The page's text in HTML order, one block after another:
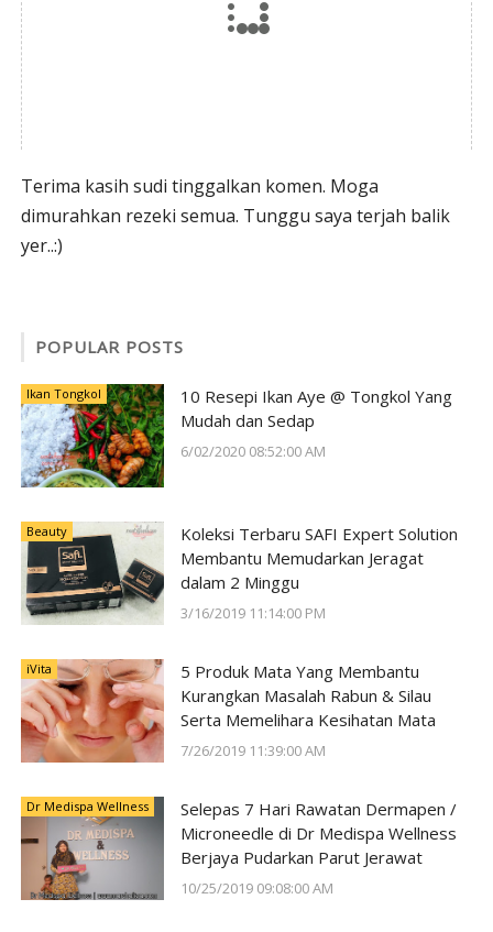
Terima kasih sudi tinggalkan komen. Moga
dimurahkan rezeki semua. Tunggu saya terjah balik
yer..:)
POPULAR POSTS
Ikan Tongkol
10 Resepi Ikan Aye @ Tongkol Yang
Mudah dan Sedap
6/02/2020 08:52:00 AM
Beauty
Koleksi Terbaru SAFI Expert Solution
Membantu Memudarkan Jeragat
dalam 2 Minggu
3/16/2019 11:14:00 PM
iVita
5 Produk Mata Yang Membantu
Kurangkan Masalah Rabun & Silau
Serta Memelihara Kesihatan Mata
7/26/2019 11:39:00 AM
Dr Medispa Wellness
Selepas 7 Hari Rawatan Dermapen /
Microneedle di Dr Medispa Wellness
Berjaya Pudarkan Parut Jerawat
10/25/2019 09:08:00 AM